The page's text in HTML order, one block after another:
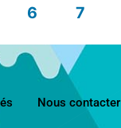
6 7
Nous contacter